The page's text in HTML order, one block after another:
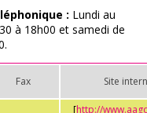
: Lundi au
à 18h00 et samedi de
Fax Site
[http://